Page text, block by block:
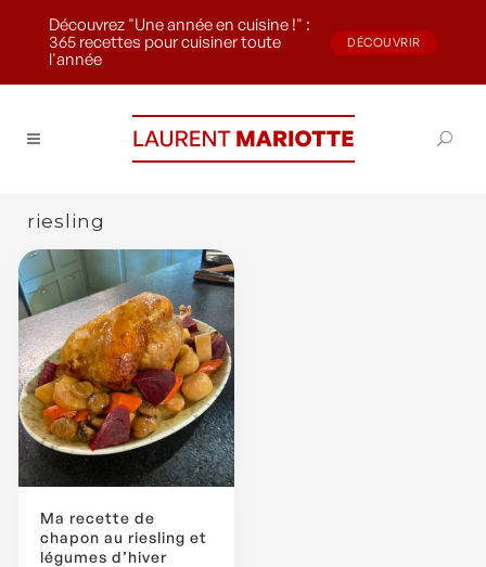
Découvrez "Une année en cuisine !" :
365 recettes pour cuisiner toute
l'année
DÉCOUVRIR
riesling
Ma recette de
chapon au riesling et
légumes d’hiver